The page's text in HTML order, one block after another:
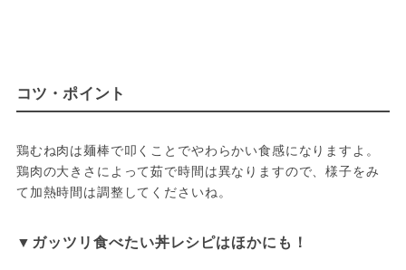
コツ・ポイント
鶏むね肉は麺棒で叩くことでやわらかい食感になりますよ。
鶏肉の大きさによって茹で時間は異なりますので、様子をみ
て加熱時間は調整してくださいね。
▼ガッツリ食べたい丼レシピはほかにも！